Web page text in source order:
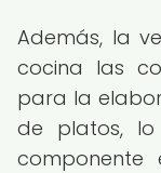
Además, la
cocina las
para la
de platos,
componente